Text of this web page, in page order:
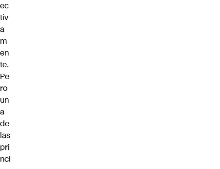
ec
tiv
a
m
en
te.
Pe
ro
un
a
de
las
pri
nci